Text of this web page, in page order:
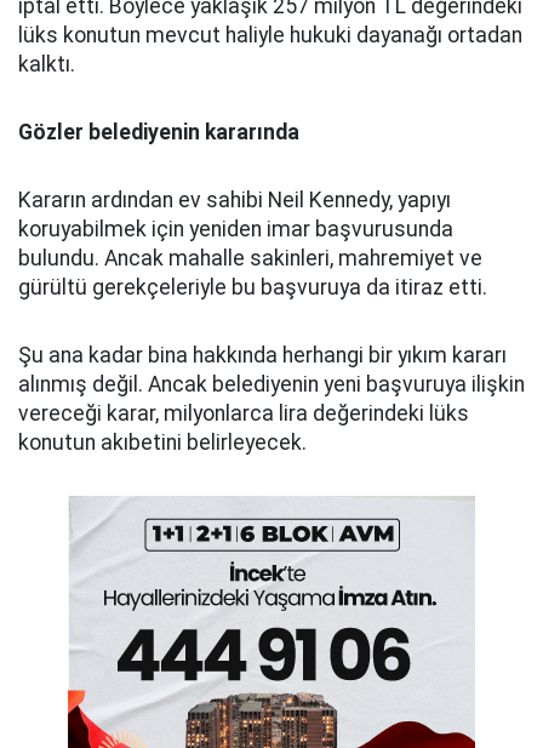
iptal etti. Böylece yaklaşık 257 milyon TL değerindeki
lüks konutun mevcut haliyle hukuki dayanağı ortadan
kalktı.
Gözler belediyenin kararında
Kararın ardından ev sahibi Neil Kennedy, yapıyı
koruyabilmek için yeniden imar başvurusunda
bulundu. Ancak mahalle sakinleri, mahremiyet ve
gürültü gerekçeleriyle bu başvuruya da itiraz etti.
Şu ana kadar bina hakkında herhangi bir yıkım kararı
alınmış değil. Ancak belediyenin yeni başvuruya ilişkin
vereceği karar, milyonlarca lira değerindeki lüks
konutun akıbetini belirleyecek.